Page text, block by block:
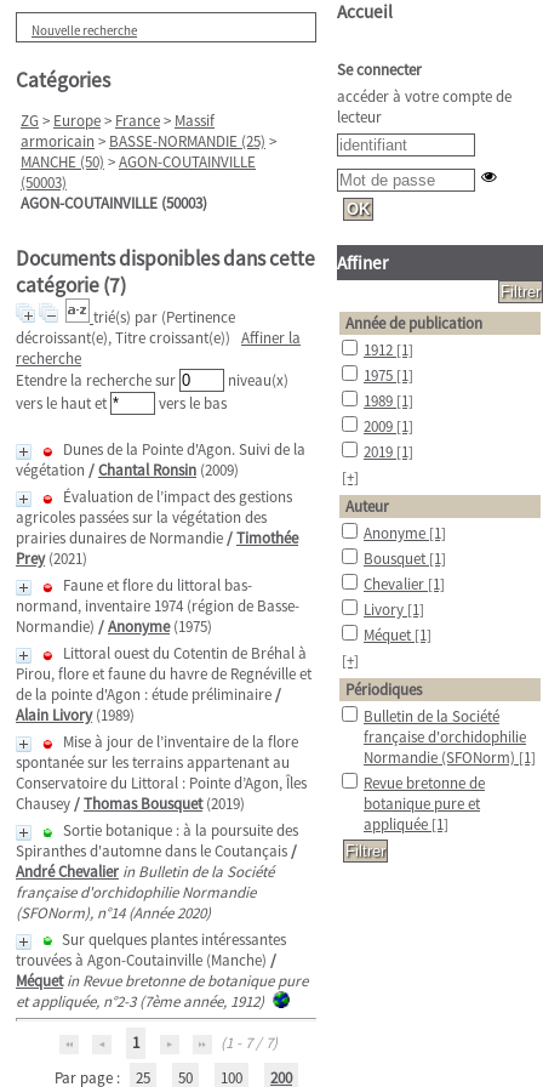
Nouvelle recherche
Catégories
ZG > Europe> France> Massif
armoricain > BASSE-NORMANDIE (25) >
MANCHE (50) >AGON-COUTAINVILLE
(50003)
AGON-COUTAINVILLE (50003)
Documents disponibles dans cette
catégorie (7)
trié(s) par (Pertinence
décroissant(e), Titre croissant(e)) Affiner la
recherche
Etendre la recherche sur
niveau(x)
vers le haut et
vers le bas
Dunes de la Pointe d'Agon. Suivi de la
végétation /Chantal Ronsin (2009)
Évaluation de l’impact des gestions
agricoles passées sur la végétation des
prairies dunaires de Normandie/Timothée
Prey(2021)
Faune et flore du littoral bas-
normand, inventaire 1974 (région de Basse-
Normandie) /Anonyme(1975)
Littoral ouest du Cotentin de Bréhal à
Pirou, flore et faune du havre de Regnéville et
de la pointe d'Agon : étude préliminaire/
Alain Livory(1989)
Mise à jour de l’inventaire de la flore
spontanée sur les terrains appartenant au
Conservatoire du Littoral : Pointe d’Agon, Îles
Chausey/Thomas Bousquet(2019)
Sortie botanique : à la poursuite des
Spiranthes d'automne dans le Coutançais/
André Chevalier in Bulletin de la Société
française d'orchidophilie Normandie
(SFONorm), n°14 (Année 2020)
Sur quelques plantes intéressantes
trouvées à Agon-Coutainville (Manche) /
Méquet in Revue bretonne de botanique pure
et appliquée, n°2-3 (7ème année, 1912)
1
(1 - 7 / 7)
Par page :
25 50 100 200
Accueil
Se connecter
accéder à votre compte de
lecteur
Affiner
Année de publication
1912 [1]
1975 [1]
1989 [1]
2009 [1]
2019 [1]
[+]
Auteur
Anonyme [1]
Bousquet [1]
Chevalier [1]
Livory [1]
Méquet [1]
[+]
Périodiques
Bulletin de la Société
française d'orchidophilie
Normandie (SFONorm) [1]
Revue bretonne de
botanique pure et
appliquée [1]